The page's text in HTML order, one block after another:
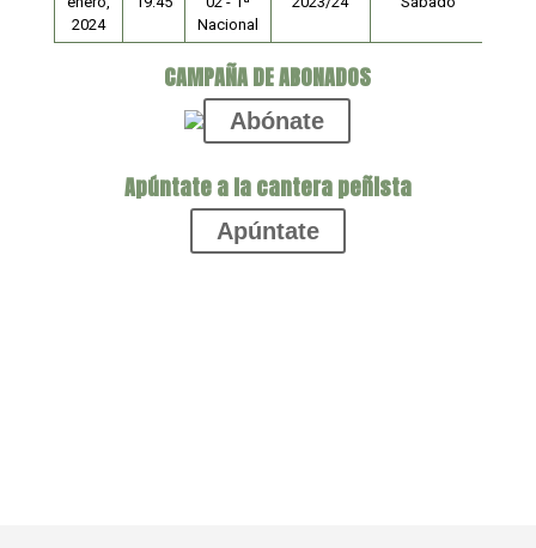
2024
Nacional
CAMPAÑA DE ABONADOS
Abónate
Apúntate a la cantera peñista
Apúntate